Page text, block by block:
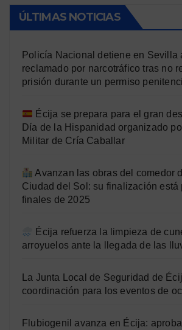
ÚLTIMAS NOTICIAS
Policía Nacional detiene en Sevilla
reclamado por narcotráfico tras no
prisión durante un permiso
Écija se prepara para el gran
Día de la Hispanidad organizado
Militar de Cría Caballar
Avanzan las obras del comedor
Ciudad del Sol: su finalización está
finales de 2025
Écija refuerza la limpieza de
arroyuelos ante la llegada de las
La Junta Local de Seguridad de
coordinación para los eventos de
Flubiogenil avanza en Écija: